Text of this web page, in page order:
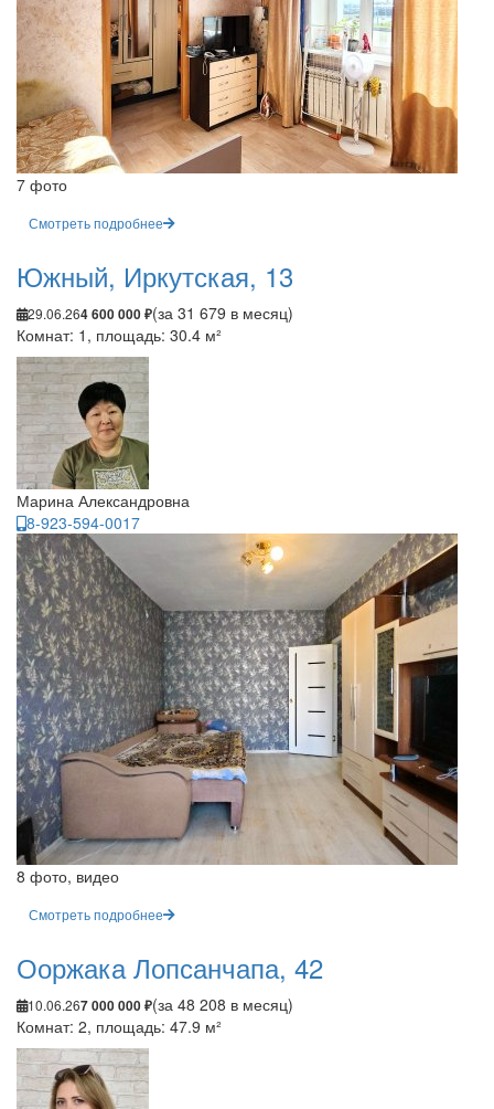
7 фото
Смотреть подробнее
Южный, Иркутская, 13
29.06.264 600 000 ₽(за 31 679 в месяц)
Комнат: 1, площадь: 30.4 м²
Марина Александровна
8-923-594-0017
8 фото, видео
Смотреть подробнее
Ооржака Лопсанчапа, 42
10.06.267 000 000 ₽(за 48 208 в месяц)
Комнат: 2, площадь: 47.9 м²